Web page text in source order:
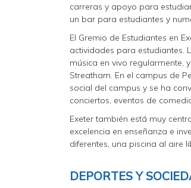
carreras y apoyo para
un bar para estudiantes y
El Gremio de Estudiantes en
actividades para estudiantes.
música en vivo regularmente,
Streatham. En el campus de
social del campus y se ha
conciertos, eventos de
Exeter también está muy
excelencia en enseñanza e
diferentes, una piscina al aire
DEPORTES Y